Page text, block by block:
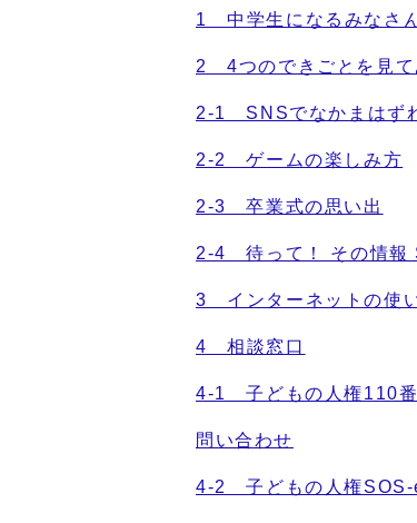
1 中学生になるみなさ
2 4つのできごとを見て
2-1 SNSでなかまはず
2-2 ゲームの楽しみ方
2-3 卒業式の思い出
2-4 待って！ その情報
3 インターネットの使
4 相談窓口
4-1 子どもの人権110番
問い合わせ
4-2 子どもの人権SOS-